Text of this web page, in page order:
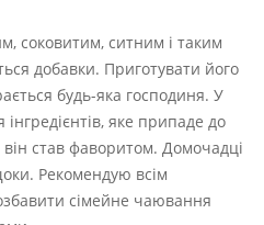
соковитим, ситним і таким
добавки. Приготувати його
будь-яка господиня. У
яке припаде до
став фаворитом. Домочадці
Рекомендую всім
сімейне чаювання